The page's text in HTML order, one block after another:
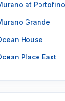
at Portofino
Grande
House
Place East